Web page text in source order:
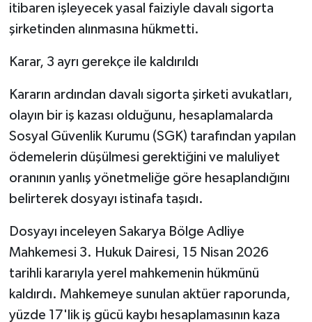
itibaren işleyecek yasal faiziyle davalı sigorta
şirketinden alınmasına hükmetti.
Karar, 3 ayrı gerekçe ile kaldırıldı
Kararın ardından davalı sigorta şirketi avukatları,
olayın bir iş kazası olduğunu, hesaplamalarda
Sosyal Güvenlik Kurumu (SGK) tarafından yapılan
ödemelerin düşülmesi gerektiğini ve maluliyet
oranının yanlış yönetmeliğe göre hesaplandığını
belirterek dosyayı istinafa taşıdı.
Dosyayı inceleyen Sakarya Bölge Adliye
Mahkemesi 3. Hukuk Dairesi, 15 Nisan 2026
tarihli kararıyla yerel mahkemenin hükmünü
kaldırdı. Mahkemeye sunulan aktüer raporunda,
yüzde 17'lik iş gücü kaybı hesaplamasının kaza